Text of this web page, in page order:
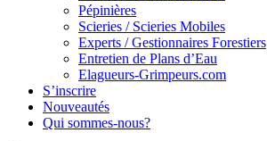
Pépinières
Scieries / Scieries Mobiles
Experts / Gestionnaires Forestiers
Entretien de Plans d’Eau
Elagueurs-Grimpeurs.com
S’inscrire
Nouveautés
Qui sommes-nous?